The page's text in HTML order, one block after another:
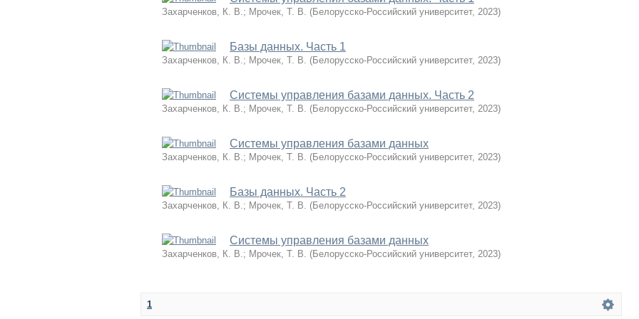
Захарченков, К. В.; Мрочек, Т. В. (Белорусско-Российский университет, 2023)
Базы данных. Часть 1
Захарченков, К. В.; Мрочек, Т. В. (Белорусско-Российский университет, 2023)
Системы управления базами данных. Часть 2
Захарченков, К. В.; Мрочек, Т. В. (Белорусско-Российский университет, 2023)
Системы управления базами данных
Захарченков, К. В.; Мрочек, Т. В. (Белорусско-Российский университет, 2023)
Базы данных. Часть 2
Захарченков, К. В.; Мрочек, Т. В. (Белорусско-Российский университет, 2023)
Системы управления базами данных
Захарченков, К. В.; Мрочек, Т. В. (Белорусско-Российский университет, 2023)
1